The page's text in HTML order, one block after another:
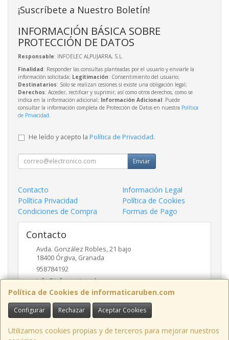
Política de Cookies de informaticaruben.com
Configurar Rechazar Aceptar Cookies
Utilizamos cookies propias y de terceros para mejorar nuestros
¡Suscríbete a Nuestro Boletín!
INFORMACIÓN BÁSICA SOBRE
PROTECCIÓN DE DATOS
Responsable: INFOELEC ALPUJARRA, S.L.
Finalidad: Responder las consultas planteadas por el usuario y enviarle la
información solicitada; Legitimación: Consentimiento del usuario;
Destinatarios: Solo se realizan cesiones si existe una obligación legal;
Derechos: Acceder, rectificar y suprimir, así como otros derechos, como se
indica en la información adicional; Información Adicional: Puede
consultar la información completa de Protección de Datos en nuestra Política
de Privacidad
He leído y acepto la Política de Privacidad.
Enviar
Contacto
Información Legal
Política Privacidad
Política de Cookies
Condiciones de Compra
Formas de Pago
Contacto
Avda. González Robles, 21 bajo
18400 Órgiva, Granada
958784192
info@informaticaruben.com
Horario
9.30 a 14 y 17 a 20 horas